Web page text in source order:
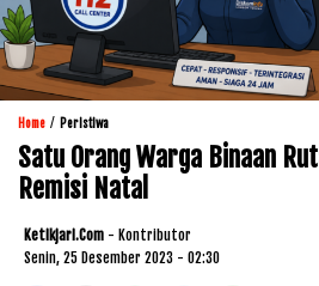
Home / Peristiwa
Satu Orang Warga Binaan
Remisi Natal
Ketikjari.com - Kontributor
Senin, 25 Desember 2023 - 02:30